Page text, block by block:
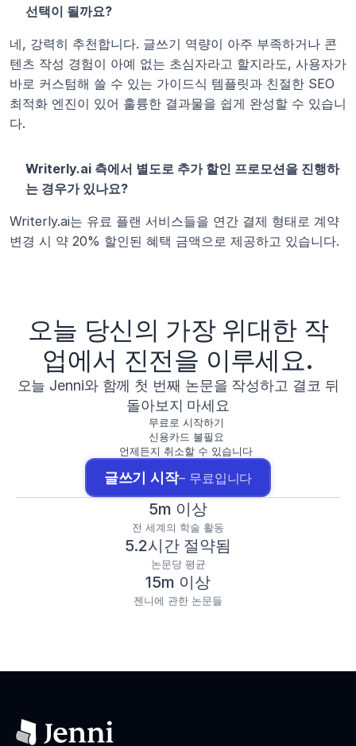
선택이 될까요?
네, 강력히 추천합니다. 글쓰기 역량이 아주 부족하거나 콘
텐츠 작성 경험이 아예 없는 초심자라고 할지라도, 사용자가
바로 커스텀해 쓸 수 있는 가이드식 템플릿과 친절한 SEO
최적화 엔진이 있어 훌륭한 결과물을 쉽게 완성할 수 있습니
다.
Writerly.ai 측에서 별도로 추가 할인 프로모션을 진행하
는 경우가 있나요?
Writerly.ai는 유료 플랜 서비스들을 연간 결제 형태로 계약
변경 시 약 20% 할인된 혜택 금액으로 제공하고 있습니다.
오늘 당신의 가장 위대한 작
업에서 진전을 이루세요.
오늘 Jenni와 함께 첫 번째 논문을 작성하고 결코 뒤
돌아보지 마세요
무료로 시작하기
신용카드 불필요
언제든지 취소할 수 있습니다
글쓰기 시작– 무료입니다
5m 이상
전 세계의 학술 활동
5.2시간 절약됨
논문당 평균
15m 이상
젠니에 관한 논문들